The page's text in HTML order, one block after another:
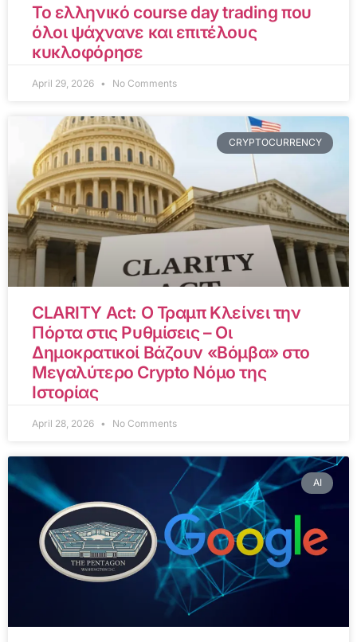
Το ελληνικό course day trading που
όλοι ψάχνανε και επιτέλους
κυκλοφόρησε
April 29, 2026 No Comments
CRYPTOCURRENCY
CLARITY Act: Ο Τραμπ Κλείνει την
Πόρτα στις Ρυθμίσεις – Οι
Δημοκρατικοί Βάζουν «Βόμβα» στο
Μεγαλύτερο Crypto Νόμο της
Ιστορίας
April 28, 2026 No Comments
AI